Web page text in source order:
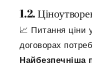
1.2.
📈 Питання ціни
договорах
Найбезпечніша